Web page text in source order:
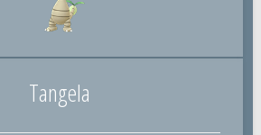
Tangela